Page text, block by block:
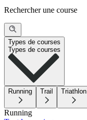
Rechercher une course
Types de courses
Types de courses
Running Trail Triathlon
Running